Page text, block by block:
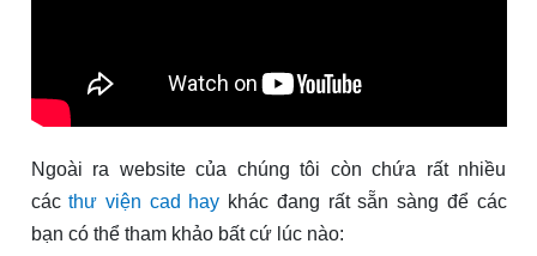
Ngoài ra website của chúng tôi còn chứa rất nhiều
cácthư viện cad hay khác đang rất sẵn sàng để các
bạn có thể tham khảo bất cứ lúc nào: